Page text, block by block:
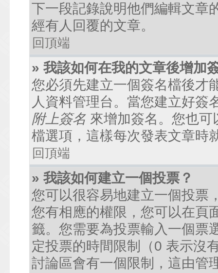
下一段記錄說明他們編輯文章
經有人回覆的文章。
回頂端
» 我該如何在我的文章後增加
您必須先建立一個簽名檔後才
人資料管理台。當您建立好簽
附上簽名 來增加簽名。您也
檔選項，這樣每次發表文章時
回頂端
» 我該如何建立一個投票？
您可以很容易地建立一個投票
您有相應的權限，您可以在頁
籤。您需要為投票輸入一個票
定投票的時間限制（0 表示沒
討論區會有一個限制，這由管